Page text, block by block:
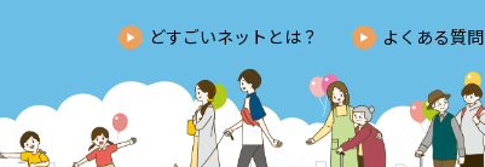
どすごいネットとは？ よくある質問